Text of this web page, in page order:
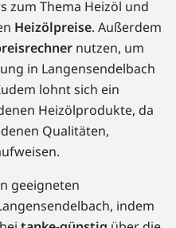
zum Thema Heizöl und
Heizölpreise. Außerdem
nutzen, um
in Langensendelbach
lohnt sich ein
Heizölprodukte, da
Qualitäten,
geeigneten
indem